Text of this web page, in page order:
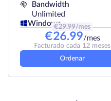
Bandwidth
Unlimited
Windows
€29.99/mes
€26.99/mes
Facturado cada 12 meses
Ordenar